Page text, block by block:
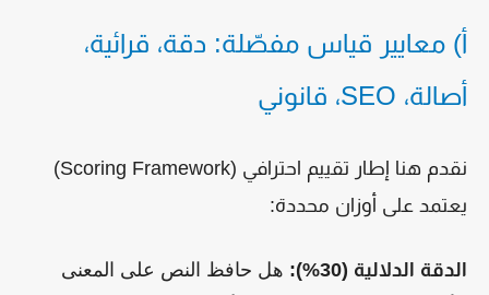
أ) معايير قياس مفصّلة: دقة، قرائية،
أصالة، SEO، قانوني
نقدم هنا إطار تقييم احترافي (Scoring Framework)
يعتمد على أوزان محددة:
الدقة الدلالية (30%):
هل حافظ النص على المعنى